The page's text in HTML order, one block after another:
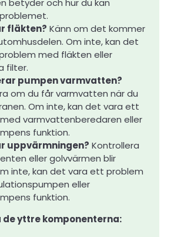
betyder och hur du kan
fläkten? Känn om det kommer
Om inte, kan det
med fläkten eller
filter.
pumpen varmvatten?
om du får varmvatten när du
Om inte, kan det vara ett
varmvattenberedaren eller
funktion.
uppvärmningen? Kontrollera
eller golvvärmen blir
inte, kan det vara ett problem
eller
funktion.
de yttre komponenterna: